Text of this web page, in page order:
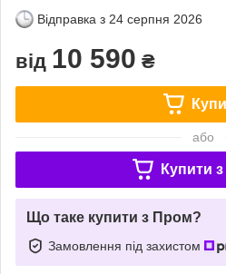
Відправка з 24 серпня 2026
від 10 590 ₴
або
Купити з
Що таке купити з Пром?
Замовлення під захистом